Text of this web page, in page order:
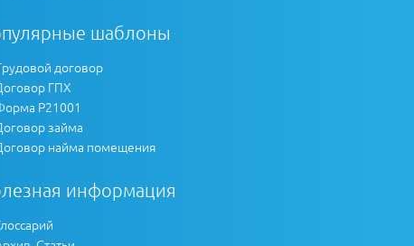
шаблоны
договор
ГПХ
Р21001
займа
найма помещения
информация